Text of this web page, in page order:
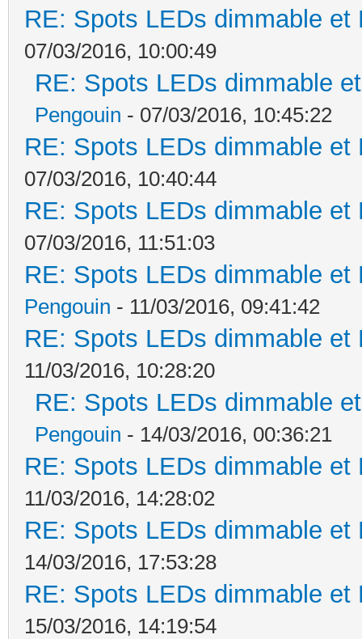
RE: Spots LEDs dimmable
07/03/2016, 10:00:49
RE: Spots LEDs dimmable
Pengouin - 07/03/2016, 10:45:22
RE: Spots LEDs dimmable
07/03/2016, 10:40:44
RE: Spots LEDs dimmable
07/03/2016, 11:51:03
RE: Spots LEDs dimmable
Pengouin - 11/03/2016, 09:41:42
RE: Spots LEDs dimmable
11/03/2016, 10:28:20
RE: Spots LEDs dimmable
Pengouin - 14/03/2016, 00:36:21
RE: Spots LEDs dimmable
11/03/2016, 14:28:02
RE: Spots LEDs dimmable
14/03/2016, 17:53:28
RE: Spots LEDs dimmable
15/03/2016, 14:19:54